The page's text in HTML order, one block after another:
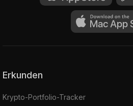
Erkunden
Krypto-Portfolio-Tracker